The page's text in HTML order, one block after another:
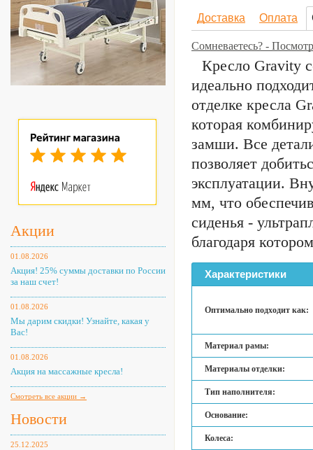
Акции
01.08.2026
Акция! 25% суммы доставки по России
за наш счет!
01.08.2026
Мы дарим скидки! Узнайте, какая у
Вас!
01.08.2026
Акция на массажные кресла!
Смотреть все акции →
Новости
25.12.2025
Доставка Оплата
Сомневаетесь? -
Кресло Gravity
идеально
отделке кресла
которая
замши. Все
позволяет
эксплуатации.
мм, что
сиденья -
благодаря
Характеристики
Оптимально подходит как:
Материал рамы:
Материалы отделки:
Тип наполнителя:
Основание:
Колеса: